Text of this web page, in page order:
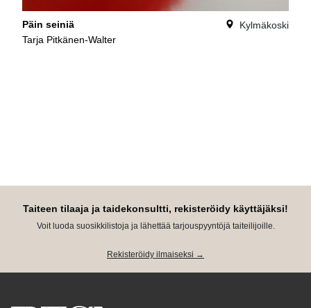
Päin seiniä
Tarja Pitkänen-Walter
Kylmäkoski
Taiteen tilaaja ja taidekonsultti, rekisteröidy käyttäjäksi!
Voit luoda suosikkilistoja ja lähettää tarjouspyyntöjä taiteilijoille.
Rekisteröidy ilmaiseksi →